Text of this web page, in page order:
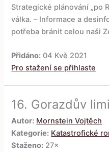
Strategické plánování „po
válka. – Informace a
potřeba bránit celou naši
Přidáno: 04 Kvě 2021
Pro stažení se přihlaste
16. Gorazdův
Autor: Mornstein Vojtěch
Kategorie: Katastrofické
Staženo: 27×